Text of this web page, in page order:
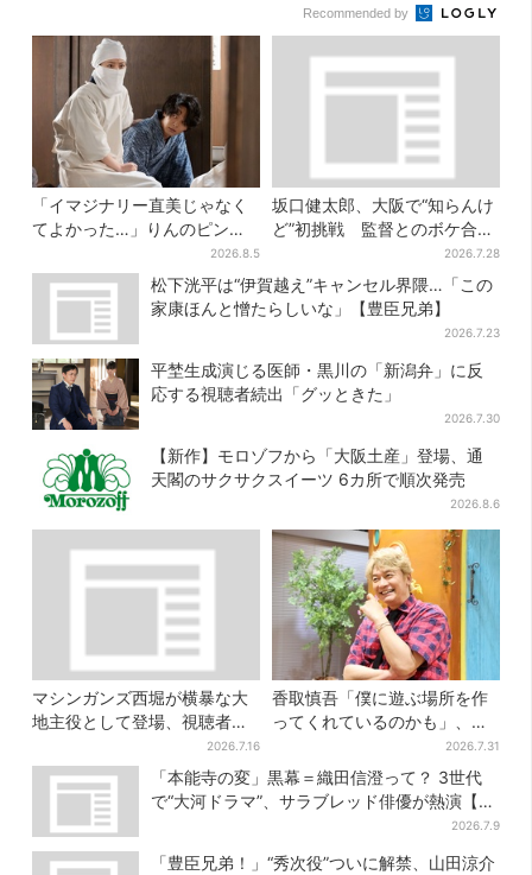
Recommended by
「イマジナリー直美じゃなく
てよかった…」りんのピンチ
に駆けつける直美、ベストな
タイミングに視聴者歓喜
2026.8.5
坂口健太郎、大阪で“知らんけ
ど”初挑戦 監督とのボケ合戦
2026.7.28
松下洸平は“伊賀越え”キャンセル界隈…「この
家康ほんと憎たらしいな」【豊臣兄弟】
2026.7.23
平埜生成演じる医師・黒川の「新潟弁」に反
応する視聴者続出「グッときた」
2026.7.30
【新作】モロゾフから「大阪土産」登場、通
天閣のサクサクスイーツ 6カ所で順次発売
2026.8.6
マシンガンズ西堀が横暴な大
地主役として登場、視聴者驚
き「似てる人かと思った
ら…」
2026.7.16
香取慎吾「僕に遊ぶ場所を作
ってくれているのかも」、異
色バラエティ『しんごの芽』
で感じた読売テレビの“パンク
精神”
2026.7.31
「本能寺の変」黒幕＝織田信澄って？ 3世代
で“大河ドラマ”、サラブレッド俳優が熱演【豊
2026.7.9
「豊臣兄弟！」“秀次役”ついに解禁、山田涼介